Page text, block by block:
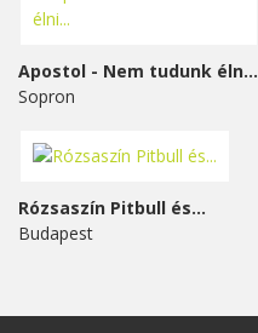
Apostol - Nem tudunk élni...
Sopron
Rózsaszín Pitbull és...
Budapest